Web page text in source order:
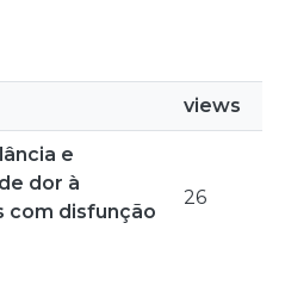
views
e
dor à
com disfunção
26